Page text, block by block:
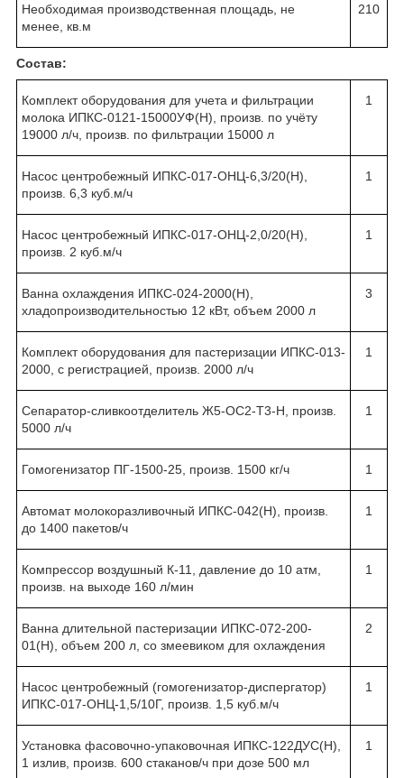
Необходимая производственная площадь, не
менее, кв.м
210
Состав:
Комплект оборудования для учета и фильтрации
молока ИПКС-0121-15000УФ(Н), произв. по учёту
19000 л/ч, произв. по фильтрации 15000 л
1
Насос центробежный ИПКС-017-ОНЦ-6,3/20(Н),
произв. 6,3 куб.м/ч
1
Насос центробежный ИПКС-017-ОНЦ-2,0/20(Н),
произв. 2 куб.м/ч
1
Ванна охлаждения ИПКС-024-2000(Н),
хладопроизводительностью 12 кВт, объем 2000 л
3
Комплект оборудования для пастеризации ИПКС-013-
2000, с регистрацией, произв. 2000 л/ч
1
Сепаратор-сливкоотделитель Ж5-ОС2-Т3-Н, произв.
5000 л/ч
1
Гомогенизатор ПГ-1500-25, произв. 1500 кг/ч 1
Автомат молокоразливочный ИПКС-042(Н), произв.
до 1400 пакетов/ч
1
Компрессор воздушный К-11, давление до 10 атм,
произв. на выходе 160 л/мин
1
Ванна длительной пастеризации ИПКС-072-200-
01(Н), объем 200 л, со змеевиком для охлаждения
2
Насос центробежный (гомогенизатор-диспергатор)
ИПКС-017-ОНЦ-1,5/10Г, произв. 1,5 куб.м/ч
1
Установка фасовочно-упаковочная ИПКС-122ДУС(Н),
1 излив, произв. 600 стаканов/ч при дозе 500 мл
1